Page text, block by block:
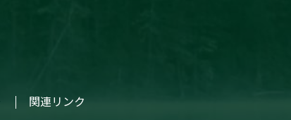
関連リンク